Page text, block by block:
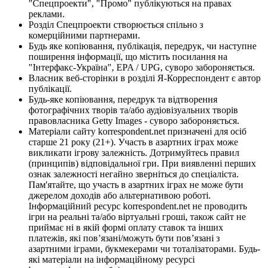
"Спецпроекти", "Промо" публікуються на правах
реклами.
Розділ Спецпроекти створюється спільно з
комерційними партнерами.
Будь яке копіювання, публікація, передрук, чи наступне
поширення інформації, що містить посилання на
"Інтерфакс-Україна", EPA / UPG, суворо забороняється.
Власник веб-сторінки в розділі Я-Корреспондент є автор
публікації.
Будь-яке копіювання, передрук та відтворення
фотографічних творів та/або аудіовізуальних творів
правовласника Getty Images - суворо забороняється.
Матеріали сайту korrespondent.net призначені для осіб
старше 21 року (21+). Участь в азартних іграх може
викликати ігрову залежність. Дотримуйтесь правил
(принципів) відповідальної гри. При виявленні перших
ознак залежності негайно зверніться до спеціаліста.
Пам'ятайте, що участь в азартних іграх не може бути
джерелом доходів або альтернативою роботі.
Інформаційний ресурс korrespondent.net не проводить
ігри на реальні та/або віртуальні гроші, також сайт не
приймає ні в якій формі оплату ставок та інших
платежів, які пов’язані/можуть бути пов’язані з
азартними іграми, букмекерами чи тоталізаторами. Будь-
які матеріали на інформаційному ресурсі